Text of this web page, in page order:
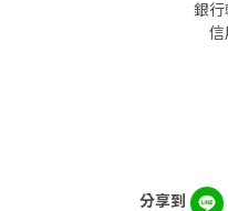
銀行
信
分享到